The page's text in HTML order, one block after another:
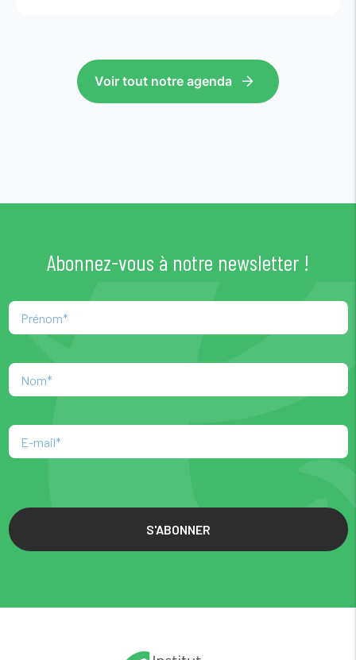
Voir tout notre agenda
Abonnez-vous à notre newsletter !
S'ABONNER